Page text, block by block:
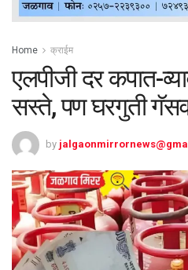
Home क्राईम
एलपीजी दर कपात-
सस्ते, पण घरगुती
by